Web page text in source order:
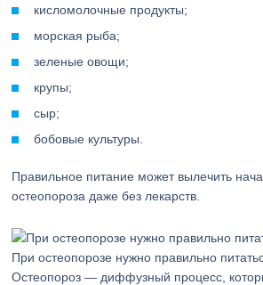
кисломолочные продукты;
морская рыба;
зеленые овощи;
крупы;
сыр;
бобовые культуры.
Правильное питание может вылечить
остеопороза даже без лекарств.
При остеопорозе нужно правильно
Остеопороз — диффузный процесс,